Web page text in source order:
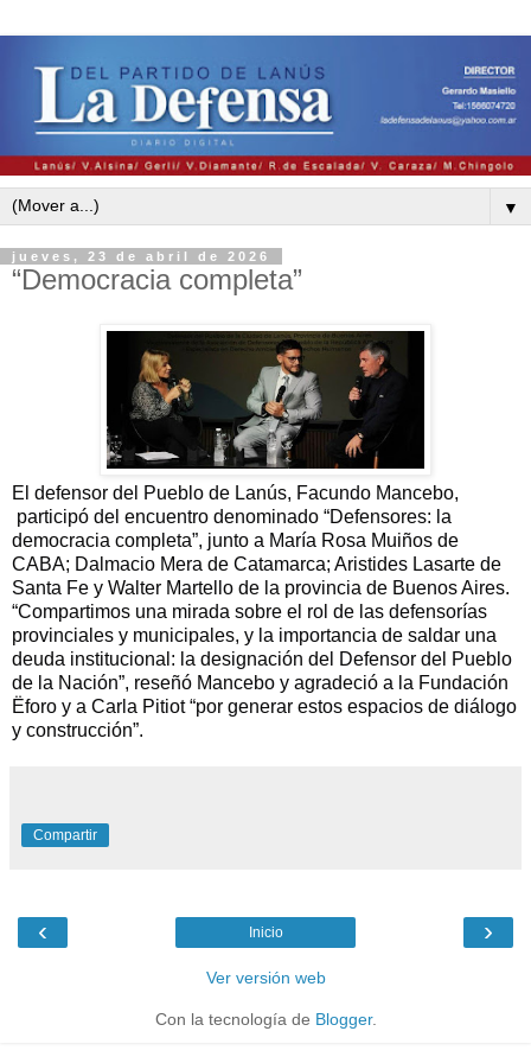
▼
jueves, 23 de abril de 2026
“Democracia completa”
El defensor del Pueblo de Lanús, Facundo Mancebo,
participó del encuentro denominado “Defensores: la
democracia completa”, junto a María Rosa Muiños de
CABA; Dalmacio Mera de Catamarca; Aristides Lasarte de
Santa Fe y Walter Martello de la provincia de Buenos Aires.
“Compartimos una mirada sobre el rol de las defensorías
provinciales y municipales, y la importancia de saldar una
deuda institucional: la designación del Defensor del Pueblo
de la Nación”, reseñó Mancebo y agradeció a la Fundación
Ëforo y a Carla Pitiot “por generar estos espacios de diálogo
y construcción”.
Compartir
‹ ›
Inicio
Ver versión web
Con la tecnología de Blogger.